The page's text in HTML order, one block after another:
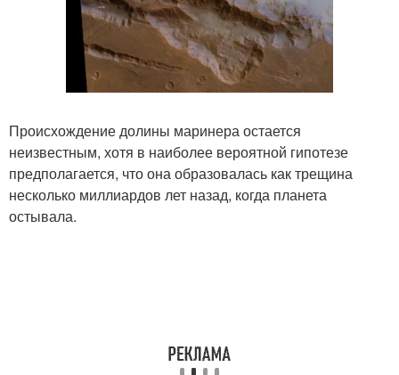
Происхождение долины маринера остается
неизвестным, хотя в наиболее вероятной гипотезе
предполагается, что она образовалась как трещина
несколько миллиардов лет назад, когда планета
остывала.